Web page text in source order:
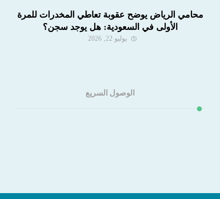
محامي الرياض يوضح عقوبة تعاطي المخدرات للمرة
الأولى في السعودية: هل يوجد سجن؟
يوليو 22, 2026
الوصول السريع